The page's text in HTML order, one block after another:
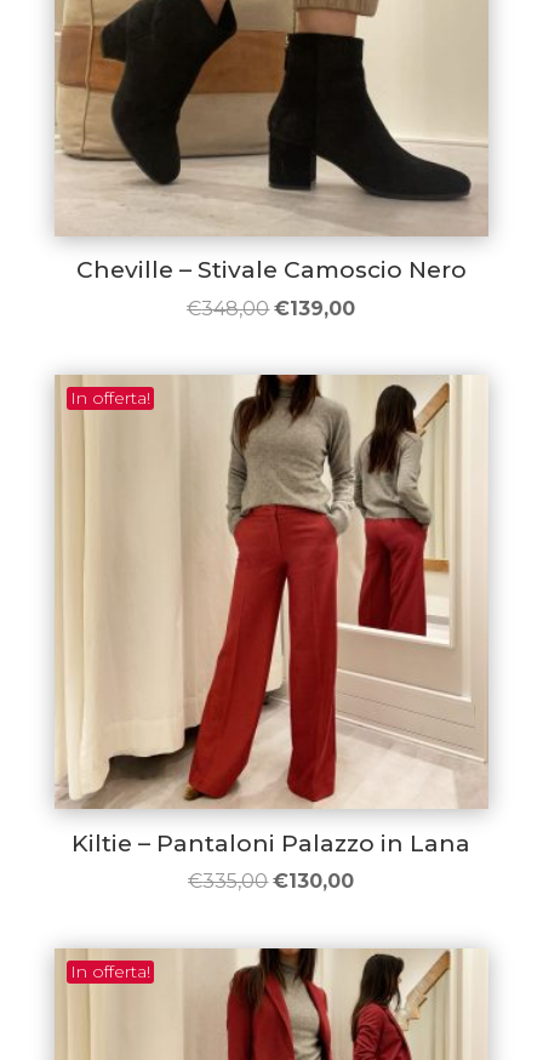
Cheville – Stivale Camoscio Nero
€348,00Il
originale
era:
€348,00.
€139,00Il
attuale
€139,00.
In offerta!
Kiltie – Pantaloni Palazzo in Lana
€335,00Il
originale
era:
€335,00.
€130,00Il
attuale
è:
€130,00.
In offerta!